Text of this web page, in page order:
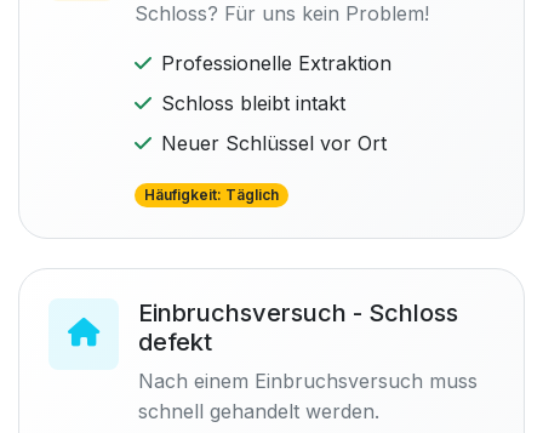
Schloss? Für uns kein Problem!
Professionelle Extraktion
Schloss bleibt intakt
Neuer Schlüssel vor Ort
Häufigkeit: Täglich
Einbruchsversuch - Schloss
defekt
Nach einem Einbruchsversuch muss
schnell gehandelt werden.